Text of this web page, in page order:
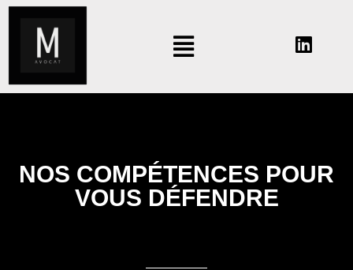
NOS COMPÉTENCES POUR
VOUS DÉFENDRE